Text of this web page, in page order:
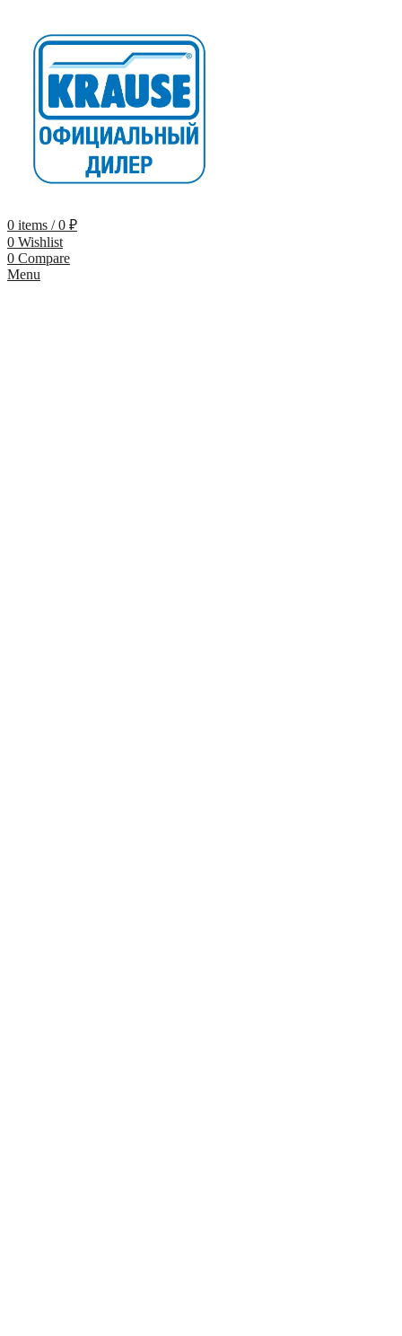
0 items / 0 ₽
0 Wishlist
0 Compare
Menu